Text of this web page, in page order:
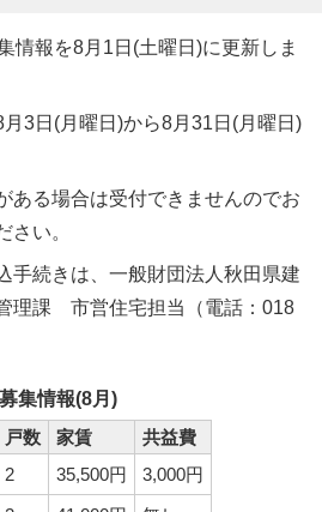
情報を8月1日(土曜日)に更新しま
3日(月曜日)から8月31日(月曜日)
ある場合は受付できませんのでお
さい。
手続きは、一般財団法人秋田県建
理課 市営住宅担当（電話：018
集情報(8月)
戸数 家賃
共益費
2 35,500円
3,000円